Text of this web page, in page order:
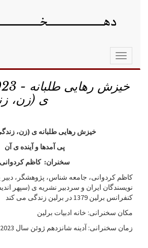
Toggle
- خیزش رهایی طلبانه
ی (زن،
خیزش رهایی طلبانه ی (زن،
پی آمدها و آینده ی آن
سخنران: کاظم کردوانی
نویسندگان ایران و سردبیر نشریه ی (سپهر
کنفرانس برلین 1379 در برلین زندگی می کند
مکان سخنرانی: خانه ادبیات برلین
زمان سخنرانی: آدینه شانزدهم ژوئن سال 2023 ساعت 19:30